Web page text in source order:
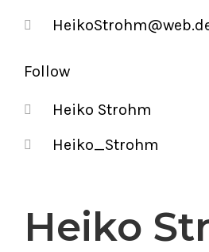
Follow
Heiko Strohm
Heiko_Strohm
Heiko